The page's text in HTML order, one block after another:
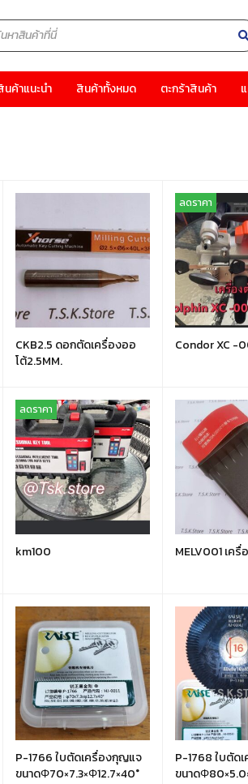
นค้าแนะนำ สินค้าทั้งหมด ตะกร้าสินค้า
CKB2.5 ดอกตัดเครื่องออ
โต้2.5MM.
ลดราคา
Condor XC -
ลดราคา
km100 MELV001 เครื่
P-1766 ใบตัดเครื่องกุญแจ
ขนาดΦ70×7.3×Φ12.7×40°
P-1768 ใบตัด
ขนาด